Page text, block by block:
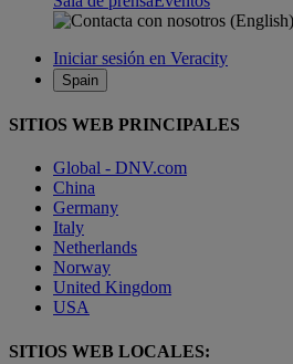
Iniciar sesión en Veracity
Spain
SITIOS WEB PRINCIPALES
Global - DNV.com
China
Germany
Italy
Netherlands
Norway
United Kingdom
USA
SITIOS WEB LOCALES: